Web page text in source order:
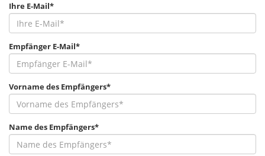
Ihre E-Mail*
Empfänger E-Mail*
Vorname des Empfängers*
Name des Empfängers*